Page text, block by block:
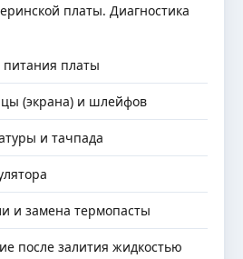
платы. Диагностика
платы
(экрана) и шлейфов
и тачпада
и замена термопасты
после залития жидкостью